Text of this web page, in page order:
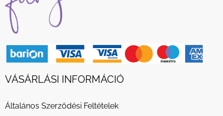
VÁSÁRLÁSI INFORMÁCIÓ
Általános Szerződési Feltételek